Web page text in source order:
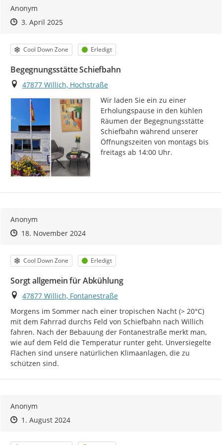
Anonym
Zeitpunkt des Erstellens
Zeitpunkt des Erstellens
3. April 2025Zur Äußerung
Kategorie
Cool Down Zone Status
Erledigt
Begegnungsstätte Schiefbahn
Ort
47877 Willich, Hochstraße
Wir laden Sie ein zu einer
Erholungspause in den kühlen
Räumen der Begegnungsstätte
Schiefbahn während unserer
Öffnungszeiten von montags bis
freitags ab 14:00 Uhr.
Anonym
Zeitpunkt des Erstellens
Zeitpunkt des Erstellens
18. November 2024Zur Äußerung
Kategorie
Cool Down Zone Status
Erledigt
Sorgt allgemein für Abkühlung
Ort
47877 Willich, Fontanestraße
Morgens im Sommer nach einer tropischen Nacht (> 20°C)
mit dem Fahrrad durchs Feld von Schiefbahn nach Willich
fahren. Nach der Bebauung der Fontanestraße merkt man,
wie auf dem Feld die Temperatur runter geht. Unversiegelte
Flächen sind unsere natürlichen Klimaanlagen, die zu
schützen sind.
Anonym
Zeitpunkt des Erstellens
Zeitpunkt des Erstellens
1. August 2024Zur Äußerung